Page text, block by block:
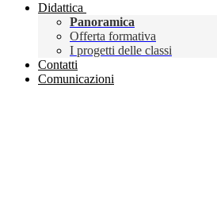
Didattica
Panoramica
Offerta formativa
I progetti delle classi
Contatti
Comunicazioni